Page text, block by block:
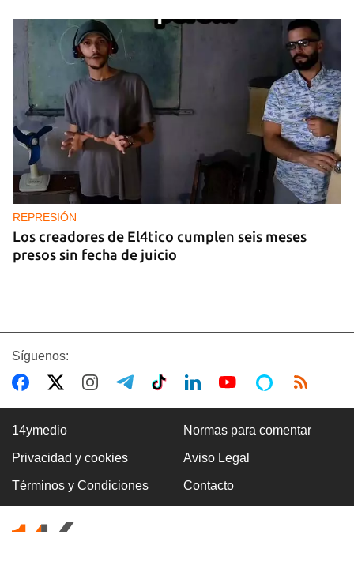
REPRESIÓN
Los creadores de El4tico cumplen seis meses
presos sin fecha de juicio
CUBA-EE UU
Marco Rubio advierte de que La Habana "no
tendrá escapatoria" y que EE UU será implacable
Síguenos:
14ymedio Normas para comentar
Privacidad y cookies Aviso Legal
Términos y Condiciones Contacto